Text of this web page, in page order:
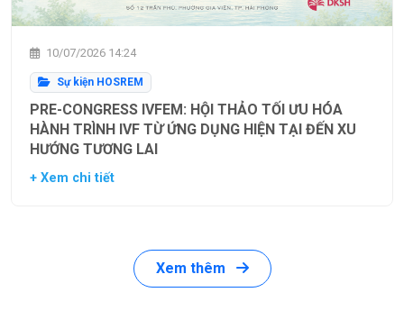
10/07/2026 14:24
Sự kiện HOSREM
PRE-CONGRESS IVFEM: HỘI THẢO TỐI ƯU HÓA
HÀNH TRÌNH IVF TỪ ỨNG DỤNG HIỆN TẠI ĐẾN XU
HƯỚNG TƯƠNG LAI
+ Xem chi tiết
Xem thêm